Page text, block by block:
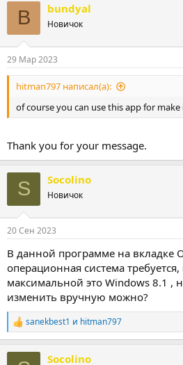
B bundyal
Новичок
29 Мар 2023
hitman797 написал(а):
of course you can use this app for make
Thank you for your message.
S Socolino
Новичок
20 Сен 2023
В данной программе на вкладке
операционная система
максимальной это Windows 8.1 ,
изменить вручную можно?
Р
е
sanekbest1 и hitman797
Socolino